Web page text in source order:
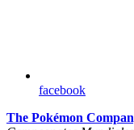
facebook
The Pokémon